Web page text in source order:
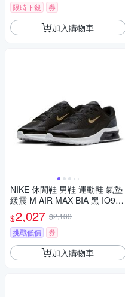
限時下殺 券
加入購物車
NIKE 休閒鞋 男鞋 運動鞋 氣墊
緩震 M AIR MAX BIA 黑 IO941
6-006
$2,027 $2,133
挑戰低價
券
加入購物車